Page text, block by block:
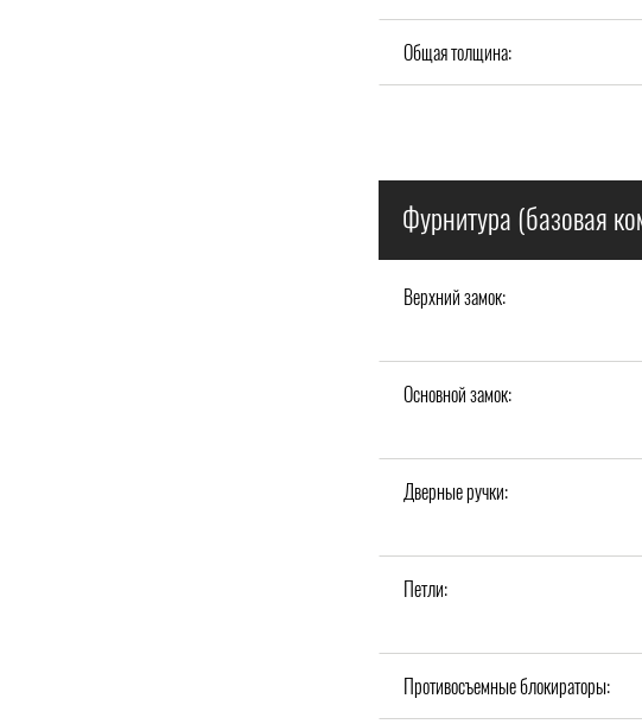
Общая толщина:
Фурнитура (базовая
Верхний замок:
Основной замок:
Дверные ручки:
Петли:
Противосъемные блокираторы: